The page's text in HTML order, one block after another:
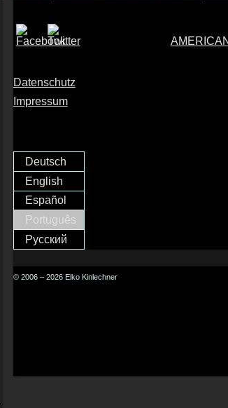
Datenschutz
Impressum
Deutsch
English
Español
Português
Русский
© 2006 – 2026 Elko Kinlechner